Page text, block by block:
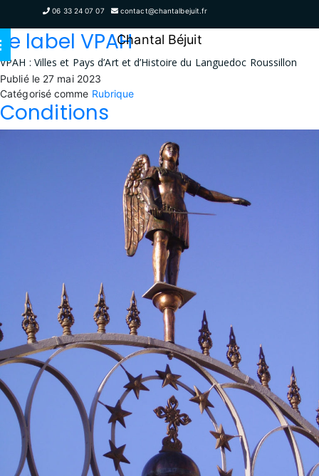
06 33 24 07 07 contact@chantalbejuit.fr
Chantal Béjuit
Auteur/autrice :Laurent
Le label VPAH
VPAH : Villes et Pays d’Art et d’Histoire du Languedoc Roussillon
Publié le 27 mai 2023
Catégorisé comme Rubrique
Conditions